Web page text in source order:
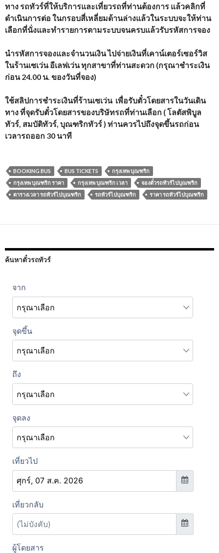
ทาง รถทัวร์ที่ให้บริการและเที่ยวรถที่ท่านต้องการ แล้วคลิกที่
ดำเนินการต่อ ในกรอบสี่เหลี่ยมด้านล่างแล้วในระบบจะให้ท่าน
เลือกที่นั่งและทำรายการตามระบบจนครบแล้วรับรหัสการจอง
นำรหัสการจองและจำนวนเงินไปจ่ายเงินที่เคาน์เตอร์เซอร์วิส
ในร้านเซเว่น อีเลฟเว่น ทุกสาขาที่ท่านสะดวก (กรุณาชำระเงิน
ก่อน 24.00 น. ของวันที่จอง)
ใช้สลิปการชำระเงินที่ร้านเซเว่นเพื่อรับตั๋วโดยสารในวันเดิน
ทาง ที่จุดรับตั๋วโดยสารของบริษัทรถที่ท่านเลือก ( โลตัสพิบูล
ทัวร์, สมบัติทัวร์, บุณฑริกทัวร์ ) ท่านควรไปถึงจุดขึ้นรถก่อน
เวลารถออก 30 นาที
BOOKING BUS BUS TICKETS
กรุงเทพ บุณฑริก
กรุงเทพ บุณฑริก ราคา
กรุงเทพ บุณฑริก เวลา
จองตั๋วรถทัวร์ไปบุณฑริก
ตารางเวลา รถทัวร์ไปบุณฑริก
รถทัวร์ไปบุณฑริก ราคา รถทัวร์ไปบุณฑริก
ค้นหาตั๋วรถทัวร์